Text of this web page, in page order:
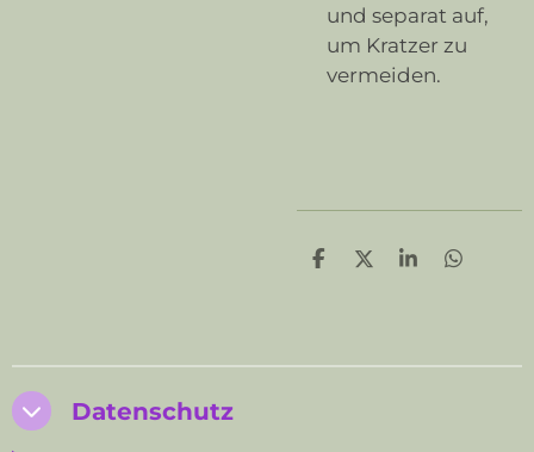
und separat auf,
um Kratzer zu
vermeiden.
T
n
T
n
T
n
T
n
Datenschutz